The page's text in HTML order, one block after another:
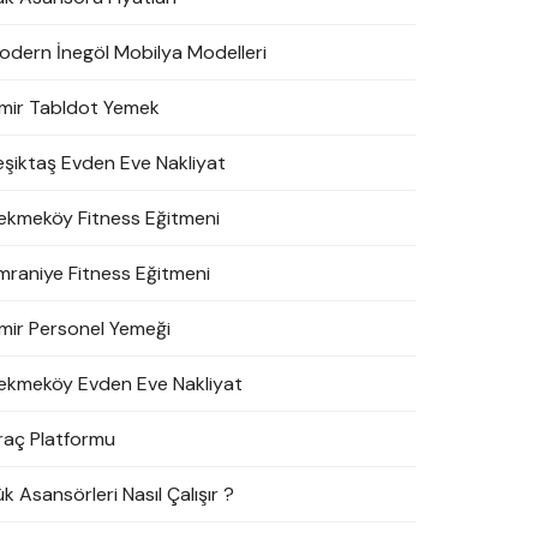
İnegöl Mobilya Modelleri
Tabldot Yemek
Evden Eve Nakliyat
Fitness Eğitmeni
Fitness Eğitmeni
Personel Yemeği
Evden Eve Nakliyat
Platformu
Asansörleri Nasıl Çalışır ?